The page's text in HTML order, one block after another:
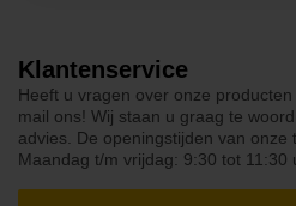
Klantenservice
Heeft u vragen over onze
mail ons! Wij staan u graag te
advies. De openingstijden van onze
Maandag t/m vrijdag: 9:30 tot 11:30